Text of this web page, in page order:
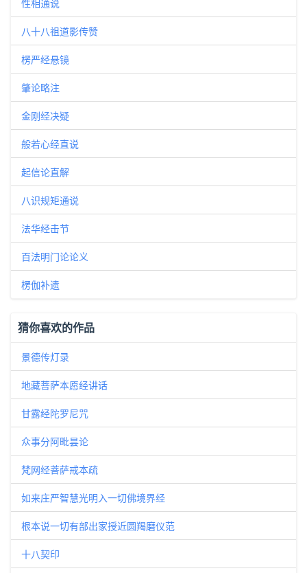
性相通说
八十八祖道影传赞
楞严经悬镜
肇论略注
金刚经决疑
般若心经直说
起信论直解
八识规矩通说
法华经击节
百法明门论论义
楞伽补遗
猜你喜欢的作品
景德传灯录
地藏菩萨本愿经讲话
甘露经陀罗尼咒
众事分阿毗昙论
梵网经菩萨戒本疏
如来庄严智慧光明入一切佛境界经
根本说一切有部出家授近圆羯磨仪范
十八契印